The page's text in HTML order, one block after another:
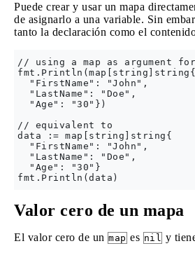
Puede crear y usar un mapa
de asignarlo a una variable. Sin
tanto la declaración como el
// using a map as argument
fmt.Println(map[string]string{
  "FirstName": "John",
  "LastName": "Doe",
  "Age": "30"})
// equivalent to
data := map[string]string{
  "FirstName": "John",
  "LastName": "Doe",
  "Age": "30"}
Valor cero de un mapa
El valor cero de un map es nil y